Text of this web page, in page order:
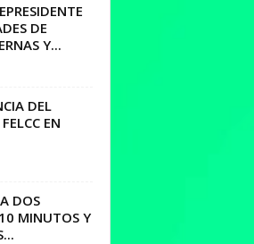
DE
Y...
DEL
EN
DOS
MINUTOS Y